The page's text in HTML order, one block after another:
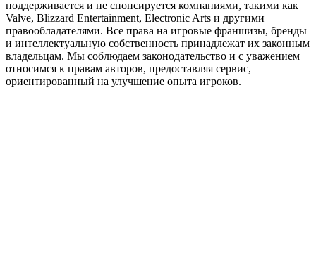
поддерживается и не спонсируется компаниями, такими как
Valve, Blizzard Entertainment, Electronic Arts и другими
правообладателями. Все права на игровые франшизы, бренды
и интеллектуальную собственность принадлежат их законным
владельцам. Мы соблюдаем законодательство и с уважением
относимся к правам авторов, предоставляя сервис,
ориентированный на улучшение опыта игроков.